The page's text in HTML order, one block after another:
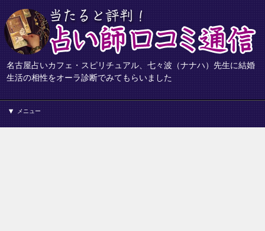
名古屋占いカフェ・スピリチュアル、七々波（ナナハ）先生に結婚
生活の相性をオーラ診断でみてもらいました
メニュー